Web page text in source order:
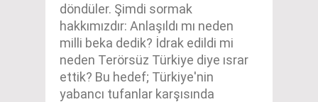
döndüler. Şimdi sormak
hakkımızdır: Anlaşıldı mı neden
milli beka dedik? İdrak edildi mi
neden Terörsüz Türkiye diye ısrar
ettik? Bu hedef; Türkiye'nin
yabancı tufanlar karşısında